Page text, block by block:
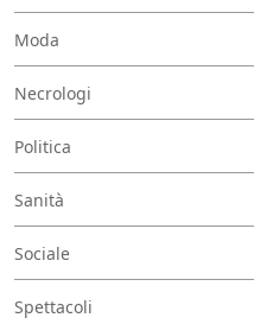
Moda
Necrologi
Politica
Sanità
Sociale
Spettacoli